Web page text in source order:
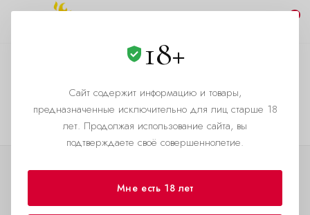
18+
Сайт содержит информацию и товары,
предназначенные исключительно для лиц старше 18
лет. Продолжая использование сайта, вы
подтверждаете своё совершеннолетие.
Мне есть 18 лет
Авторизация
Главная страница — Каталог — Otzyvy
Cannot find 'bxmaker.authuserphone' template with page ''
АКЦИИ